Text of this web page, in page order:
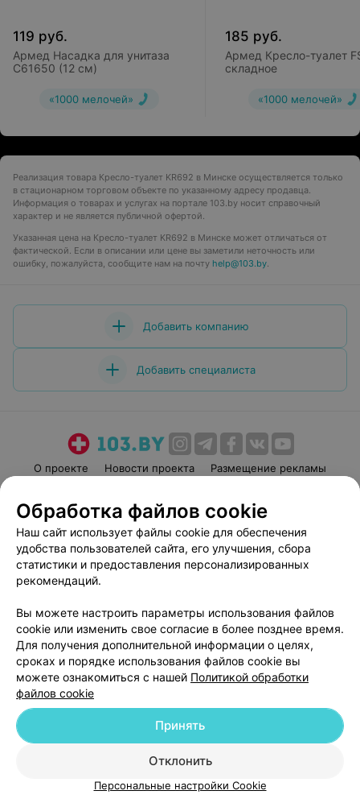
119 руб.
Армед Насадка для унитаза
C61650 (12 см)
«1000 мелочей»
185 руб.
Армед Кресло-туалет
складное
«1000 мелочей»
Реализация товара Кресло-туалет KR692 в Минске осуществляется только
в стационарном торговом объекте по указанному адресу продавца.
Информация о товарах и услугах на портале 103.by носит справочный
характер и не является публичной офертой.
Указанная цена на Кресло-туалет KR692 в Минске может отличаться от
фактической. Если в описании или цене вы заметили неточность или
ошибку, пожалуйста, сообщите нам на почту help@103.by.
Добавить компанию
Добавить специалиста
О проекте Новости проекта
Размещение рекламы
Пользовательское соглашение
Способы оплаты
Вакансии
Партнеры
Написать руководителю 103.by
Обработка персональных данных
© 2026 ООО «Артокс Лаб», УНП 191700409
| 220012, Республика Беларусь,
г. Минск, улица Толбухина, 2, пом. 16 | help@103.by
Служба поддержки +375 291212755
Обработка файлов cookie
Наш сайт использует файлы cookie для обеспечения
удобства пользователей сайта, его улучшения, сбора
статистики и предоставления персонализированных
рекомендаций.
Вы можете настроить параметры использования файлов
cookie или изменить свое согласие в более позднее время.
Для получения дополнительной информации о целях,
сроках и порядке использования файлов cookie вы
можете ознакомиться с нашей Политикой обработки
файлов cookie
Отклонить
Принять
Персональные настройки Cookie